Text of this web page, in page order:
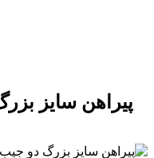
پیراهن سایز بزرگ